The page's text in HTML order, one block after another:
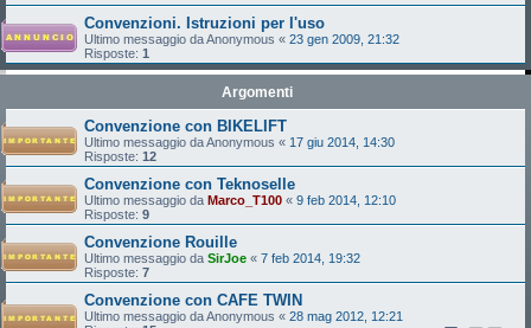
Convenzioni. Istruzioni per l'uso
Ultimo messaggio daAnonymous « 23 gen 2009, 21:32
Risposte: 1
Argomenti
Convenzione con BIKELIFT
Ultimo messaggio daAnonymous « 17 giu 2014, 14:30
Risposte: 12
Convenzione con Teknoselle
Ultimo messaggio da Marco_T100 « 9 feb 2014, 12:10
Risposte: 9
Convenzione Rouille
Ultimo messaggio da SirJoe « 7 feb 2014, 19:32
Risposte: 7
Convenzione con CAFE TWIN
Ultimo messaggio daAnonymous « 28 mag 2012, 12:21